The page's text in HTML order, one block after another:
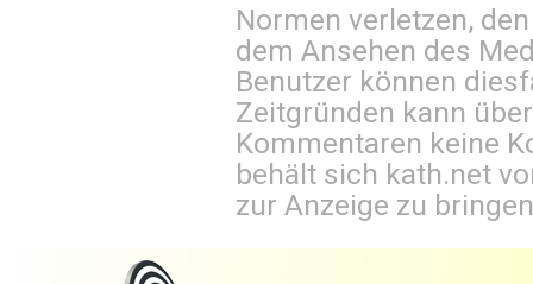
Normen verletzen,
dem Ansehen des
Benutzer können
Zeitgründen kann
Kommentaren keine
behält sich kath.net
zur Anzeige zu